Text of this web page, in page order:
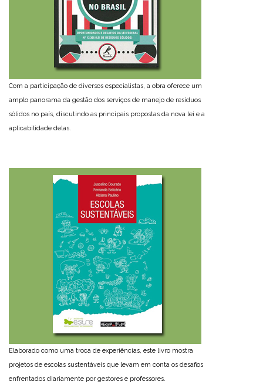
Com a participação de diversos especialistas, a obra oferece um
amplo panorama da gestão dos serviços de manejo de resíduos
sólidos no país, discutindo as principais propostas da nova lei e a
aplicabilidade delas.
Elaborado como uma troca de experiências, este livro mostra
projetos de escolas sustentáveis que levam em conta os desafios
enfrentados diariamente por gestores e professores.